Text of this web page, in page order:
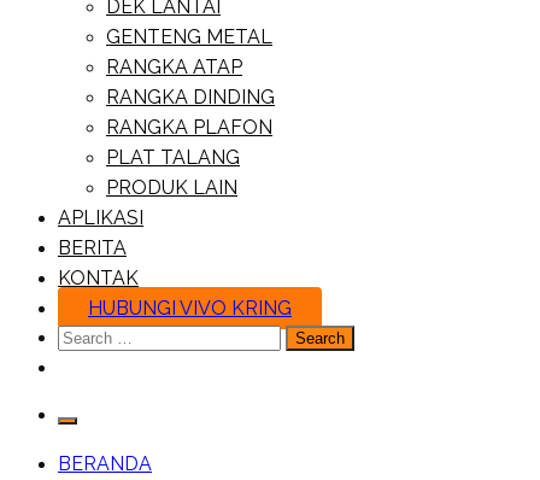
DEK LANTAI
GENTENG METAL
RANGKA ATAP
RANGKA DINDING
RANGKA PLAFON
PLAT TALANG
PRODUK LAIN
APLIKASI
BERITA
KONTAK
HUBUNGI VIVO KRING
Search
BERANDA